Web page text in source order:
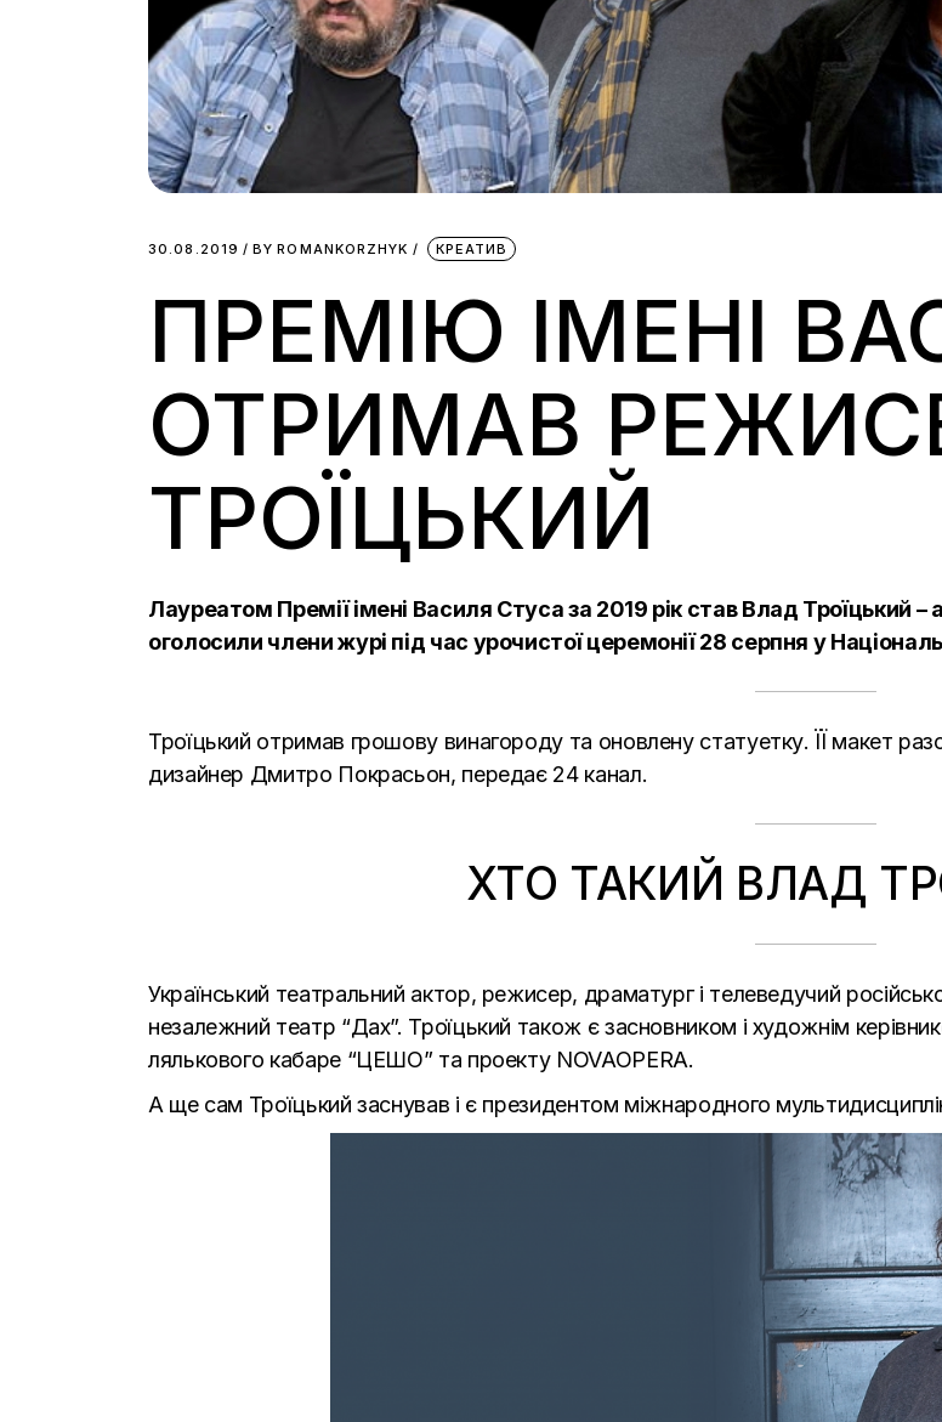
30.08.2019 BY ROMANKORZHYK КРЕАТИВ
ПРЕМІЮ ІМЕНІ
ОТРИМАВ
ТРОЇЦЬКИЙ
Лауреатом Премії імені Василя Стуса за 2019 рік став Влад Троїцький
оголосили члени журі під час урочистої церемонії 28 серпня у
Троїцький отримав грошову винагороду та оновлену статуетку. ЇЇ макет
дизайнер Дмитро Покрасьон, передає 24 канал.
ХТО ТАКИЙ ВЛАД
Український театральний актор, режисер, драматург і телеведучий
незалежний театр “Дах”. Троїцький також є засновником і художнім
лялькового кабаре “ЦЕШО” та проекту NOVAOPERA.
А ще сам Троїцький заснував і є президентом міжнародного